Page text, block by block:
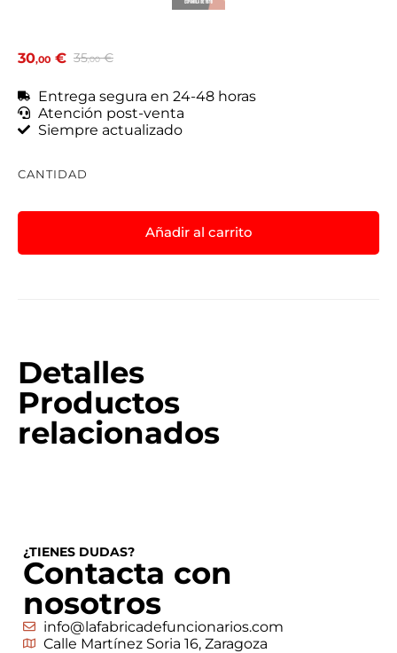
30,00 € 35,00 €
Entrega segura en 24-48 horas
Atención post-venta
Siempre actualizado
CANTIDAD
Añadir al carrito
Detalles
Productos
relacionados
¿TIENES DUDAS?
Contacta con
nosotros
info@lafabricadefuncionarios.com
Calle Martínez Soria 16, Zaragoza